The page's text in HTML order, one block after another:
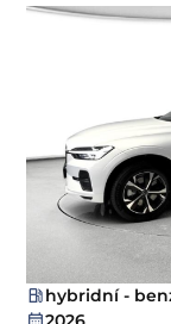
hybridní -